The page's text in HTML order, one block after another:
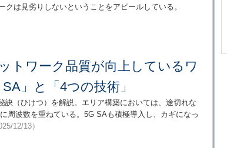
は見劣りしないということをアピールしている。
トワーク品質が向上しているワ
」と「4つの技術」
訣（ひけつ）を解説。エリア構築においては、途切れな
周波数を重ねている。5G SAも積極導入し、カギになっ
12/13）